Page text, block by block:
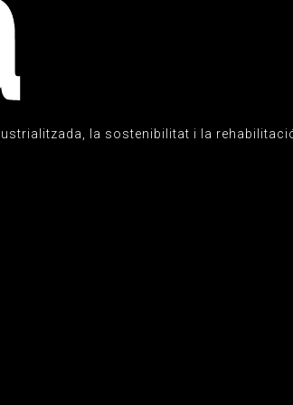
la sostenibilitat i la